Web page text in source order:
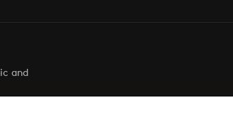
and